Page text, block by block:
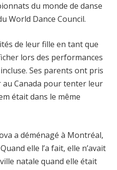
du monde de danse
World Dance Council.
de leur fille en tant que
lors des performances
Ses parents ont pris
au Canada pour tenter leur
était dans le même
a déménagé à Montréal,
elle l’a fait, elle n’avait
natale quand elle était